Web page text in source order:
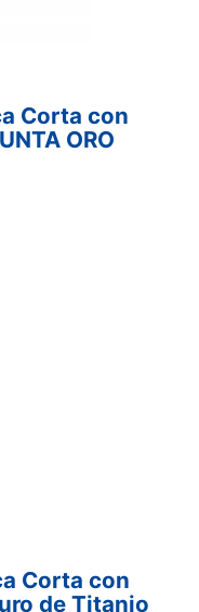
Corta con
ORO
Corta con
de Titanio